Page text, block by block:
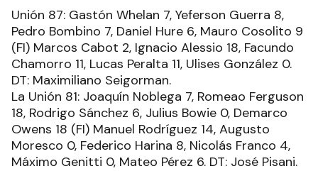
Unión 87: Gastón Whelan 7, Yeferson Guerra 8,
Pedro Bombino 7, Daniel Hure 6, Mauro Cosolito 9
(FI) Marcos Cabot 2, Ignacio Alessio 18, Facundo
Chamorro 11, Lucas Peralta 11, Ulises González 0.
DT: Maximiliano Seigorman.
La Unión 81: Joaquín Noblega 7, Romeao Ferguson
18, Rodrigo Sánchez 6, Julius Bowie 0, Demarco
Owens 18 (FI) Manuel Rodríguez 14, Augusto
Moresco 0, Federico Harina 8, Nicolás Franco 4,
Máximo Genitti 0, Mateo Pérez 6. DT: José Pisani.